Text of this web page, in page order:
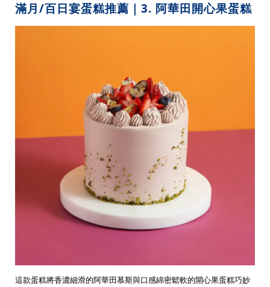
滿月/百日宴蛋糕推薦｜3. 阿華田開心果蛋糕
這款蛋糕將香濃細滑的阿華田慕斯與口感綿密鬆軟的開心果蛋糕巧妙